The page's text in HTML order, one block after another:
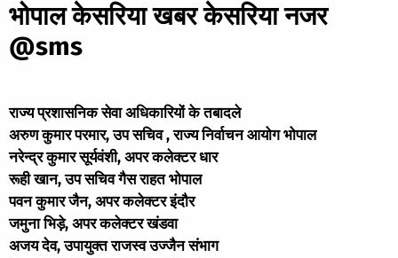
भोपाल केसरिया खबर केसरिया नजर
@sms
राज्य प्रशासनिक सेवा अधिकारियों के तबादले
अरुण कुमार परमार, उप सचिव , राज्य निर्वाचन आयोग भोपाल
नरेन्द्र कुमार सूर्यवंशी, अपर कलेक्टर धार
रूही खान, उप सचिव गैस राहत भोपाल
पवन कुमार जैन, अपर कलेक्टर इंदौर
जमुना भिड़े, अपर कलेक्टर खंडवा
अजय देव, उपायुक्त राजस्व उज्जैन संभाग